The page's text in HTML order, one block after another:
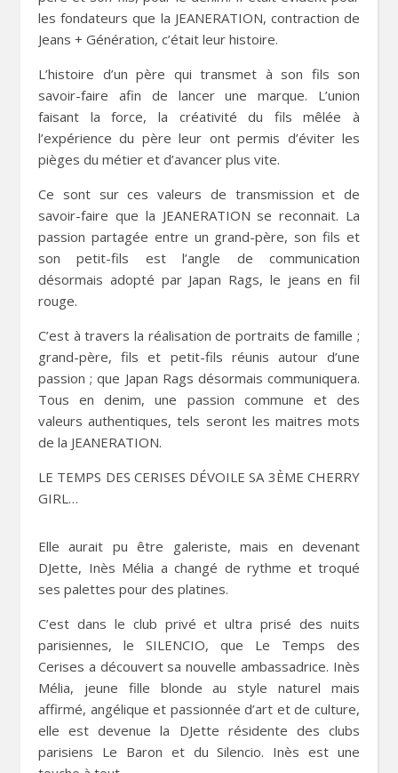
les fondateurs que la JEANERATION, contraction de
Jeans + Génération, c’était leur histoire.
L’histoire d’un père qui transmet à son fils son
savoir-faire afin de lancer une marque. L’union
faisant la force, la créativité du fils mêlée à
l’expérience du père leur ont permis d’éviter les
pièges du métier et d’avancer plus vite.
Ce sont sur ces valeurs de transmission et de
savoir-faire que la JEANERATION se reconnait. La
passion partagée entre un grand-père, son fils et
son petit-fils est l’angle de communication
désormais adopté par Japan Rags, le jeans en fil
rouge.
C’est à travers la réalisation de portraits de famille ;
grand-père, fils et petit-fils réunis autour d’une
passion ; que Japan Rags désormais communiquera.
Tous en denim, une passion commune et des
valeurs authentiques, tels seront les maitres mots
de la JEANERATION.
LE TEMPS DES CERISES DÉVOILE SA 3ÈME CHERRY
GIRL…
Elle aurait pu être galeriste, mais en devenant
DJette, Inès Mélia a changé de rythme et troqué
ses palettes pour des platines.
C’est dans le club privé et ultra prisé des nuits
parisiennes, le SILENCIO, que Le Temps des
Cerises a découvert sa nouvelle ambassadrice. Inès
Mélia, jeune fille blonde au style naturel mais
affirmé, angélique et passionnée d’art et de culture,
elle est devenue la DJette résidente des clubs
parisiens Le Baron et du Silencio. Inès est une